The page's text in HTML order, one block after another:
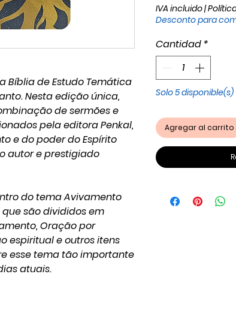
Bíblia de Estudo Temática
Nesta edição única,
de sermões e
pela editora Penkal,
e do poder do Espírito
autor e prestigiado
do tema Avivamento
que são divididos em
Oração por
espiritual e outros itens
esse tema tão importante
atuais.
IVA incluido|
Desconto para
Cantidad *
Solo 5 disponible(s)
Agregar al carrito